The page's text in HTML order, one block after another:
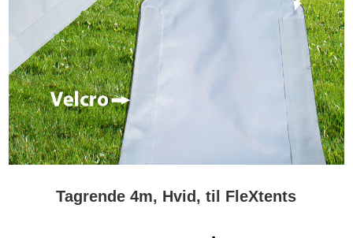
Tagrende 4m, Hvid, til FleXtents